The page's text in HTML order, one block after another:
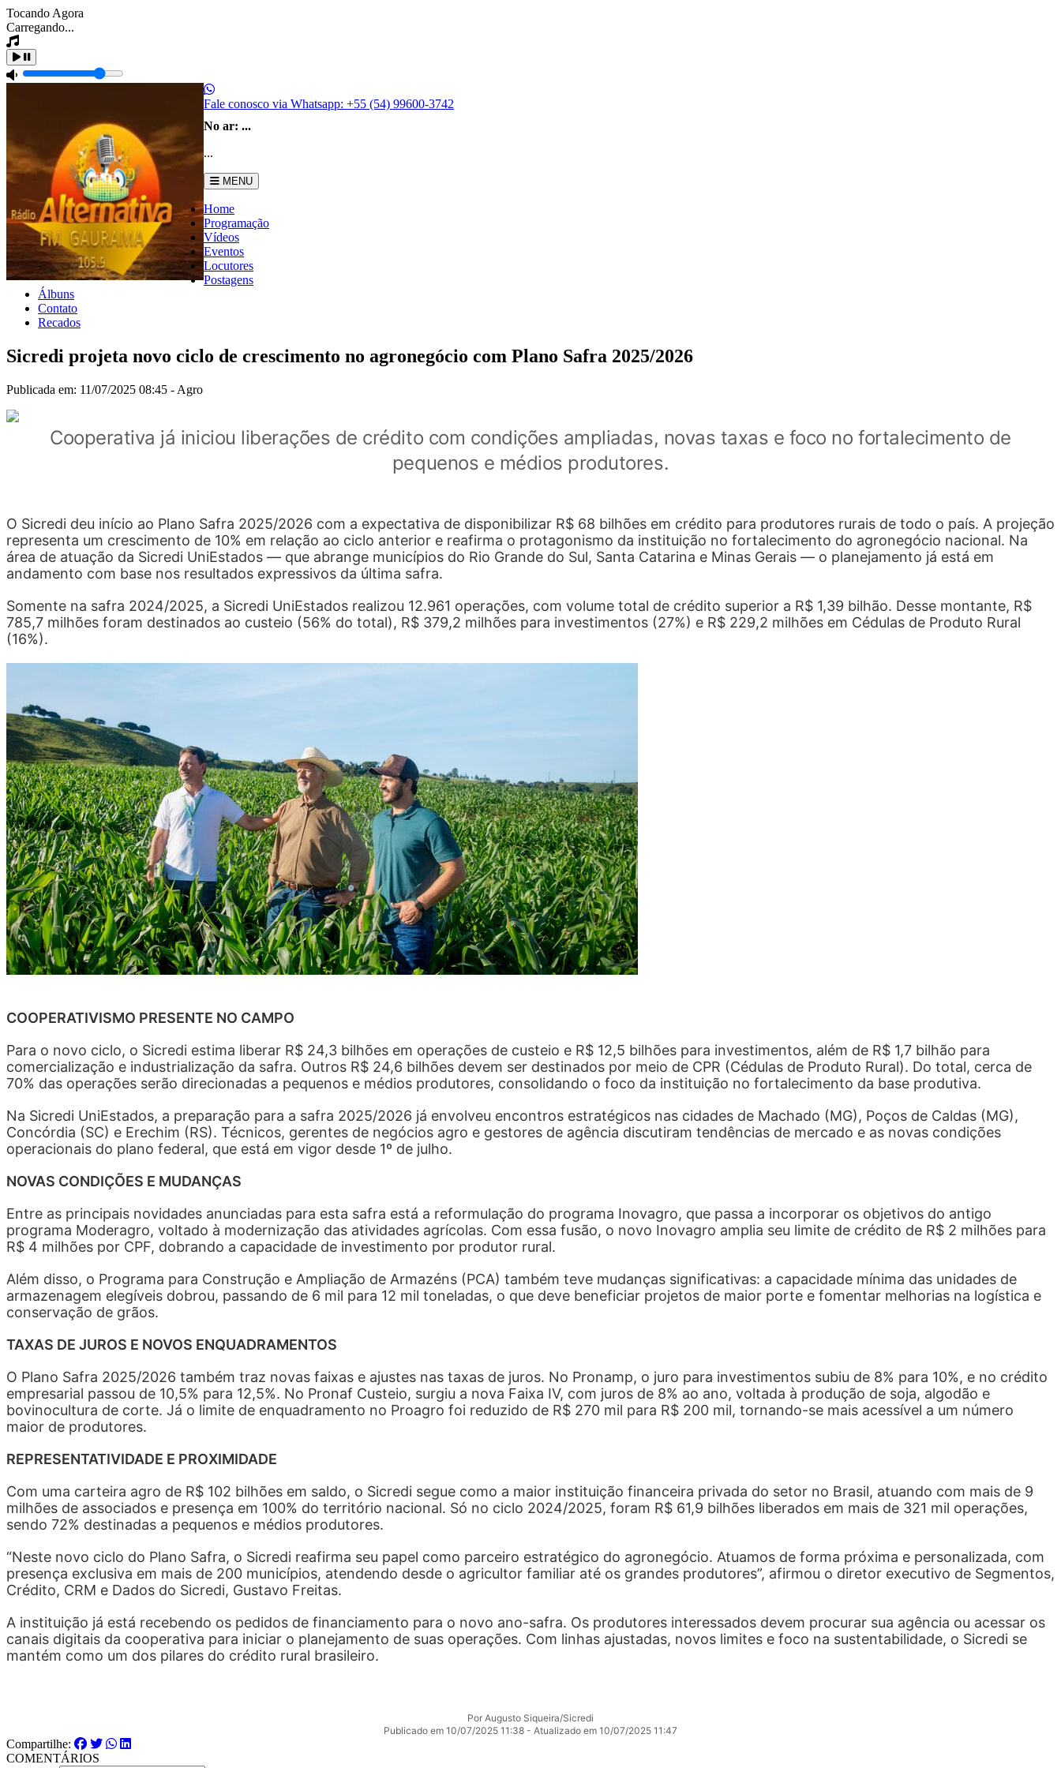
Tocando Agora
Carregando...
Fale conosco via Whatsapp: +55 (54) 99600-3742
No ar: ...
...
MENU
Home
Programação
Vídeos
Eventos
Locutores
Postagens
Álbuns
Contato
Recados
Sicredi projeta novo ciclo de crescimento no agronegócio com Plano Safra 2025/2026
Publicada em: 11/07/2025 08:45 - Agro
Cooperativa já iniciou liberações de crédito com condições ampliadas, novas taxas e foco no fortalecimento de
pequenos e médios produtores.
O Sicredi deu início ao Plano Safra 2025/2026 com a expectativa de disponibilizar R$ 68 bilhões em crédito para produtores rurais de todo o país. A projeção
representa um crescimento de 10% em relação ao ciclo anterior e reafirma o protagonismo da instituição no fortalecimento do agronegócio nacional. Na
área de atuação da Sicredi UniEstados — que abrange municípios do Rio Grande do Sul, Santa Catarina e Minas Gerais — o planejamento já está em
andamento com base nos resultados expressivos da última safra.
Somente na safra 2024/2025, a Sicredi UniEstados realizou 12.961 operações, com volume total de crédito superior a R$ 1,39 bilhão. Desse montante, R$
785,7 milhões foram destinados ao custeio (56% do total), R$ 379,2 milhões para investimentos (27%) e R$ 229,2 milhões em Cédulas de Produto Rural
(16%).
COOPERATIVISMO PRESENTE NO CAMPO
Para o novo ciclo, o Sicredi estima liberar R$ 24,3 bilhões em operações de custeio e R$ 12,5 bilhões para investimentos, além de R$ 1,7 bilhão para
comercialização e industrialização da safra. Outros R$ 24,6 bilhões devem ser destinados por meio de CPR (Cédulas de Produto Rural). Do total, cerca de
70% das operações serão direcionadas a pequenos e médios produtores, consolidando o foco da instituição no fortalecimento da base produtiva.
Na Sicredi UniEstados, a preparação para a safra 2025/2026 já envolveu encontros estratégicos nas cidades de Machado (MG), Poços de Caldas (MG),
Concórdia (SC) e Erechim (RS). Técnicos, gerentes de negócios agro e gestores de agência discutiram tendências de mercado e as novas condições
operacionais do plano federal, que está em vigor desde 1º de julho.
NOVAS CONDIÇÕES E MUDANÇAS
Entre as principais novidades anunciadas para esta safra está a reformulação do programa Inovagro, que passa a incorporar os objetivos do antigo
programa Moderagro, voltado à modernização das atividades agrícolas. Com essa fusão, o novo Inovagro amplia seu limite de crédito de R$ 2 milhões para
R$ 4 milhões por CPF, dobrando a capacidade de investimento por produtor rural.
Além disso, o Programa para Construção e Ampliação de Armazéns (PCA) também teve mudanças significativas: a capacidade mínima das unidades de
armazenagem elegíveis dobrou, passando de 6 mil para 12 mil toneladas, o que deve beneficiar projetos de maior porte e fomentar melhorias na logística e
conservação de grãos.
TAXAS DE JUROS E NOVOS ENQUADRAMENTOS
O Plano Safra 2025/2026 também traz novas faixas e ajustes nas taxas de juros. No Pronamp, o juro para investimentos subiu de 8% para 10%, e no crédito
empresarial passou de 10,5% para 12,5%. No Pronaf Custeio, surgiu a nova Faixa IV, com juros de 8% ao ano, voltada à produção de soja, algodão e
bovinocultura de corte. Já o limite de enquadramento no Proagro foi reduzido de R$ 270 mil para R$ 200 mil, tornando-se mais acessível a um número
maior de produtores.
REPRESENTATIVIDADE E PROXIMIDADE
Com uma carteira agro de R$ 102 bilhões em saldo, o Sicredi segue como a maior instituição financeira privada do setor no Brasil, atuando com mais de 9
milhões de associados e presença em 100% do território nacional. Só no ciclo 2024/2025, foram R$ 61,9 bilhões liberados em mais de 321 mil operações,
sendo 72% destinadas a pequenos e médios produtores.
“Neste novo ciclo do Plano Safra, o Sicredi reafirma seu papel como parceiro estratégico do agronegócio. Atuamos de forma próxima e personalizada, com
presença exclusiva em mais de 200 municípios, atendendo desde o agricultor familiar até os grandes produtores”, afirmou o diretor executivo de Segmentos,
Crédito, CRM e Dados do Sicredi, Gustavo Freitas.
A instituição já está recebendo os pedidos de financiamento para o novo ano-safra. Os produtores interessados devem procurar sua agência ou acessar os
canais digitais da cooperativa para iniciar o planejamento de suas operações. Com linhas ajustadas, novos limites e foco na sustentabilidade, o Sicredi se
mantém como um dos pilares do crédito rural brasileiro.
Por Augusto Siqueira/Sicredi
Publicado em 10/07/2025 11:38 - Atualizado em 10/07/2025 11:47
Compartilhe:
COMENTÁRIOS